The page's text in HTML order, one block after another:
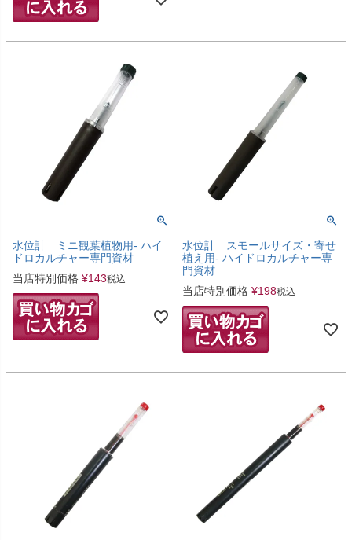
水位計 ミニ観葉植物用- ハイ
ドロカルチャー専門資材
当店特別価格 ¥143税込
水位計 スモールサイズ・寄せ
植え用- ハイドロカルチャー専
門資材
当店特別価格 ¥198税込